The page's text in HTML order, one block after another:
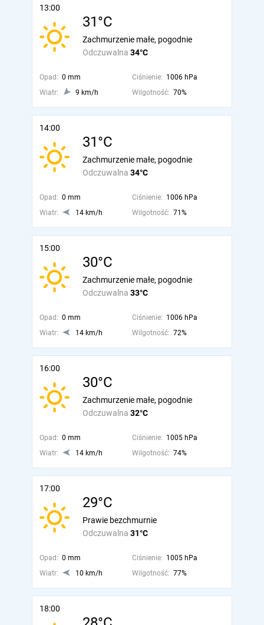
13:00
31°C
Odczuwalna 34°C
Zachmurzenie małe, pogodnie
Opad: 0 mm Ciśnienie: 1006 hPa
Wiatr:
9 km/h Wilgotność: 70%
14:00
31°C
Odczuwalna 34°C
Zachmurzenie małe, pogodnie
Opad: 0 mm Ciśnienie: 1006 hPa
Wiatr:
14 km/h Wilgotność: 71%
15:00
30°C
Odczuwalna 33°C
Zachmurzenie małe, pogodnie
Opad: 0 mm Ciśnienie: 1006 hPa
Wiatr:
14 km/h Wilgotność: 72%
16:00
30°C
Odczuwalna 32°C
Zachmurzenie małe, pogodnie
Opad: 0 mm Ciśnienie: 1005 hPa
Wiatr:
14 km/h Wilgotność: 74%
17:00
29°C
Odczuwalna 31°C
Prawie bezchmurnie
Opad: 0 mm Ciśnienie: 1005 hPa
Wiatr:
10 km/h Wilgotność: 77%
18:00